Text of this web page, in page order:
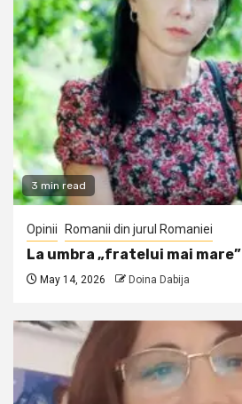
3 min read
Opinii Romanii din jurul Romaniei
La umbra „fratelui mai mare”
May 14, 2026 Doina Dabija